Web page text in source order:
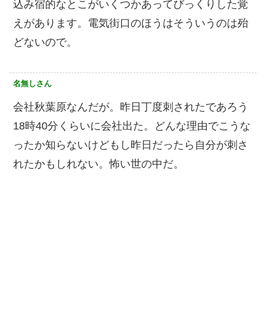
込み宿的なとこがいくつかあってびっくりした覚
えがあります。電気街口のほうはそういうのは殆
どないので。
名無しさん
会社秋葉原なんだが。昨日丁度刺されたであろう
18時40分くらいに会社出た。どんな理由でこうな
ったか知らないけどもし昨日だったら自分が刺さ
れたかもしれない。怖い世の中だ。